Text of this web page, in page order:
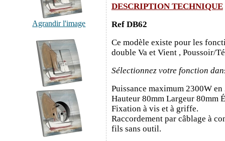
Agrandir l'image
DESCRIPTION TECHNIQUE
Ref DB62
Ce modèle existe pour les
double Va et Vient , Poussoir/
Sélectionnez votre fonction
Puissance maximum 2300W
Hauteur 80mm Largeur 80mm
Fixation à vis et à griffe.
Raccordement par câblage à
fils sans outil.